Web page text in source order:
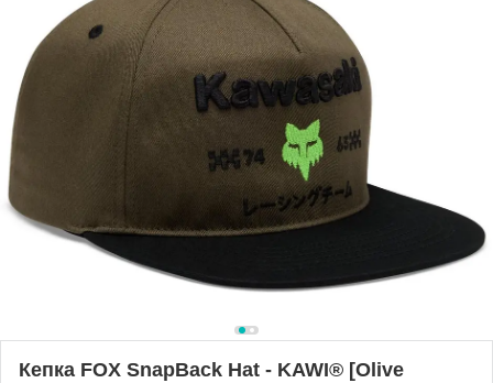
Кепка FOX SnapBack Hat - KAWI® [Olive